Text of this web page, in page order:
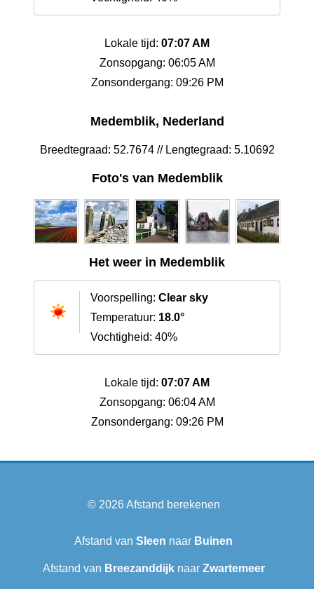
Lokale tijd: 07:07 AM
Zonsopgang: 06:05 AM
Zonsondergang: 09:26 PM
Medemblik, Nederland
Breedtegraad: 52.7674 // Lengtegraad: 5.10692
Foto's van Medemblik
Het weer in Medemblik
Voorspelling: Clear sky
Temperatuur: 18.0°
Vochtigheid: 40%
Lokale tijd: 07:07 AM
Zonsopgang: 06:04 AM
Zonsondergang: 09:26 PM
© 2026Afstand berekenen
Afstand van Sleen naar Buinen
Afstand van Breezanddijknaar Zwartemeer